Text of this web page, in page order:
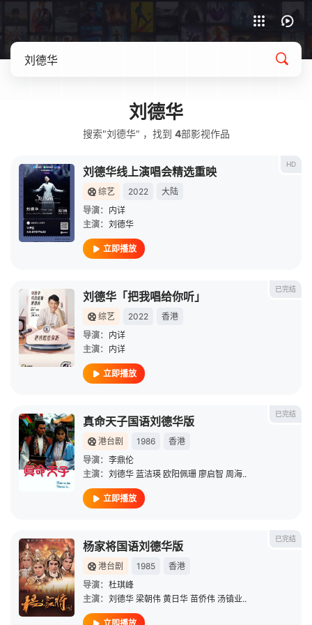
刘德华
搜索"刘德华" ，找到 4部影视作品
HD
刘德华线上演唱会精选重映
综艺 2022
大陆
导演： 内详
主演： 刘德华
立即播放
已完结
刘德华「把我唱给你听」
综艺 2022
香港
导演： 内详
主演： 内详
立即播放
已完结
真命天子国语刘德华版
港台剧 1986
香港
导演： 李鼎伦
主演： 刘德华 蓝洁瑛 欧阳佩珊 廖启智 周海..
立即播放
已完结
杨家将国语刘德华版
港台剧 1985
香港
导演： 杜琪峰
主演： 刘德华 梁朝伟 黄日华 苗侨伟 汤镇业..